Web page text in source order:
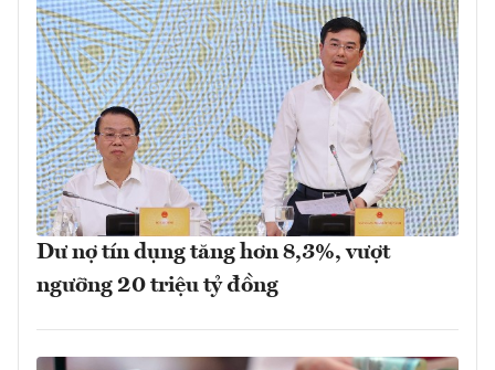
Dư nợ tín dụng tăng hơn 8,3%, vượt
ngưỡng 20 triệu tỷ đồng